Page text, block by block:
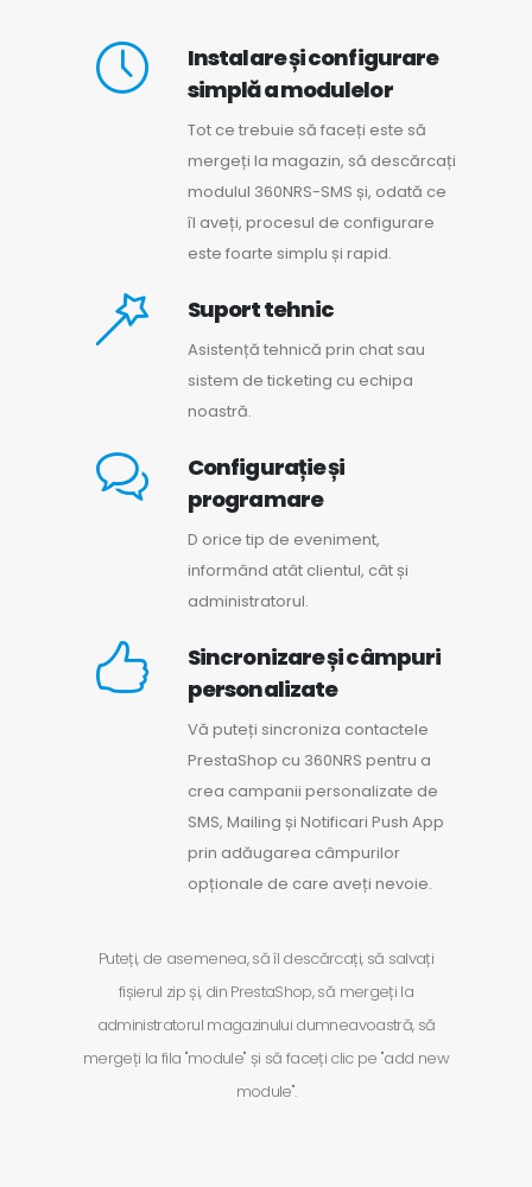
Instalare și configurare
simplă a modulelor
Tot ce trebuie să faceți este să
mergeți la magazin, să descărcați
modulul 360NRS-SMS și, odată ce
îl aveți, procesul de configurare
este foarte simplu și rapid.
Suport tehnic
Asistență tehnică prin chat sau
sistem de ticketing cu echipa
noastră.
Configurație și
programare
D orice tip de eveniment,
informând atât clientul, cât și
administratorul.
Sincronizare și câmpuri
personalizate
Vă puteți sincroniza contactele
PrestaShop cu 360NRS pentru a
crea campanii personalizate de
SMS, Mailing și Notificari Push App
prin adăugarea câmpurilor
opționale de care aveți nevoie.
Puteți, de asemenea, să îl descărcați, să salvați
fișierul zip și, din PrestaShop, să mergeți la
administratorul magazinului dumneavoastră, să
mergeți la fila "module" și să faceți clic pe "add new
module".